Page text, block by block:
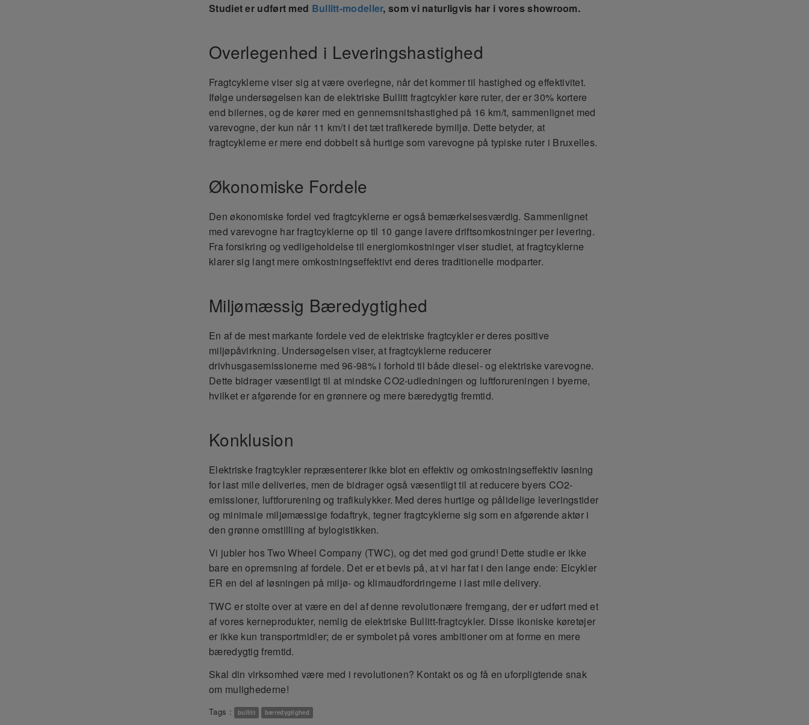
Studiet er udført med Bullitt-modeller, som vi naturligvis har i vores showroom.
Overlegenhed i Leveringshastighed
Fragtcyklerne viser sig at være overlegne, når det kommer til hastighed og effektivitet.
Ifølge undersøgelsen kan de elektriske Bullitt fragtcykler køre ruter, der er 30% kortere
end bilernes, og de kører med en gennemsnitshastighed på 16 km/t, sammenlignet med
varevogne, der kun når 11 km/t i det tæt trafikerede bymiljø. Dette betyder, at
fragtcyklerne er mere end dobbelt så hurtige som varevogne på typiske ruter i Bruxelles.
Økonomiske Fordele
Den økonomiske fordel ved fragtcyklerne er også bemærkelsesværdig. Sammenlignet
med varevogne har fragtcyklerne op til 10 gange lavere driftsomkostninger per levering.
Fra forsikring og vedligeholdelse til energiomkostninger viser studiet, at fragtcyklerne
klarer sig langt mere omkostningseffektivt end deres traditionelle modparter.
Miljømæssig Bæredygtighed
En af de mest markante fordele ved de elektriske fragtcykler er deres positive
miljøpåvirkning. Undersøgelsen viser, at fragtcyklerne reducerer
drivhusgasemissionerne med 96-98% i forhold til både diesel- og elektriske varevogne.
Dette bidrager væsentligt til at mindske CO2-udledningen og luftforureningen i byerne,
hvilket er afgørende for en grønnere og mere bæredygtig fremtid.
Konklusion
Elektriske fragtcykler repræsenterer ikke blot en effektiv og omkostningseffektiv løsning
for last mile deliveries, men de bidrager også væsentligt til at reducere byers CO2-
emissioner, luftforurening og trafikulykker. Med deres hurtige og pålidelige leveringstider
og minimale miljømæssige fodaftryk, tegner fragtcyklerne sig som en afgørende aktør i
den grønne omstilling af bylogistikken.
Vi jubler hos Two Wheel Company (TWC), og det med god grund! Dette studie er ikke
bare en opremsning af fordele. Det er et bevis på, at vi har fat i den lange ende: Elcykler
ER en del af løsningen på miljø- og klimaudfordringerne i last mile delivery.
TWC er stolte over at være en del af denne revolutionære fremgang, der er udført med et
af vores kerneprodukter, nemlig de elektriske Bullitt-fragtcykler. Disse ikoniske køretøjer
er ikke kun transportmidler; de er symbolet på vores ambitioner om at forme en mere
bæredygtig fremtid.
Skal din virksomhed være med i revolutionen? Kontakt os og få en uforpligtende snak
om mulighederne!
Tags : bullitt bæredygtighed